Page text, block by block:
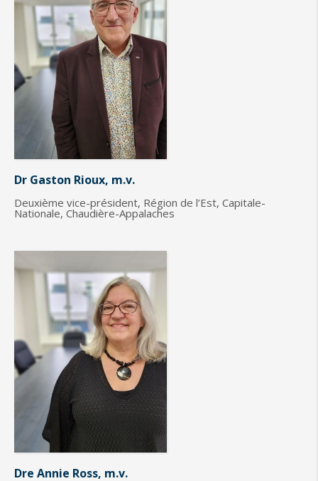
Dr Gaston Rioux, m.v.
Deuxième vice-président, Région de l’Est, Capitale-
Nationale, Chaudière-Appalaches
Dre Annie Ross, m.v.